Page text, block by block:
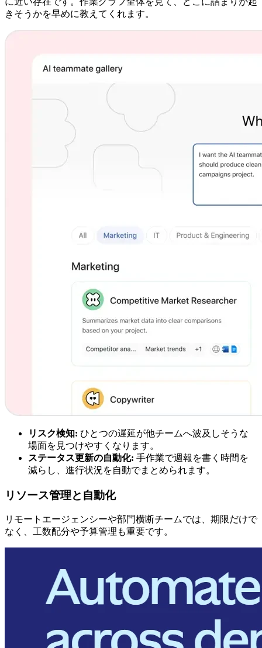
きそうかを早めに教えてくれます。
リスク検知: ひとつの遅延が他チームへ波及しそうな
場面を見つけやすくなります。
ステータス更新の自動化: 手作業で週報を書く時間を
減らし、進行状況を自動でまとめられます。
リソース管理と自動化
リモートエージェンシーや部門横断チームでは、期限だけで
なく、工数配分や予算管理も重要です。